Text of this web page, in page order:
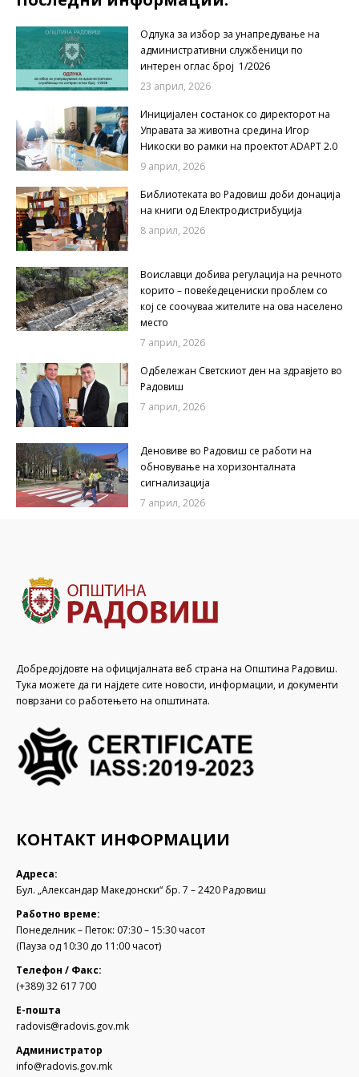
Одлука за избор за унапредување на
административни службеници по
интерен оглас број 1/2026
23 април, 2026
Иницијален состанок со директорот на
Управата за животна средина Игор
Никоски во рамки на проектот ADAPT 2.0
9 април, 2026
Библиотеката во Радовиш доби донација
на книги од Електродистрибуција
8 април, 2026
Воиславци добива регулација на речното
корито – повеќедецениски проблем со
кој се соочуваа жителите на ова населено
место
7 април, 2026
Одбележан Светскиот ден на здравјето во
Радовиш
7 април, 2026
Деновиве во Радовиш се работи на
обновување на хоризонталната
сигнализација
7 април, 2026
Добредојдовте на официјалната веб страна на Општина Радовиш.
Тука можете да ги најдете сите новости, информации, и документи
поврзани со работењето на општината.
КОНТАКТ ИНФОРМАЦИИ
Адреса:
Бул. „Александар Македонски“ бр. 7 – 2420 Радовиш
Работно време:
Понеделник – Петок: 07:30 – 15:30 часот
(Пауза од 10:30 до 11:00 часот)
Телефон / Факс:
(+389) 32 617 700
Е-пошта
radovis@radovis.gov.mk
Администратор
info@radovis.gov.mk